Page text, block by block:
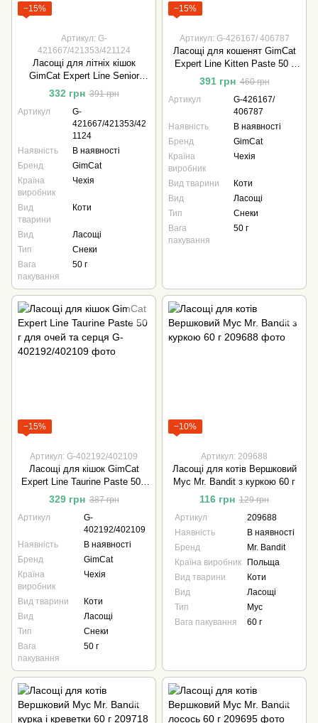
−15%
Артикул: G-
421667/421353/421124
Ласощі для літніх кішок
GimCat Expert Line Senior
Paste 50 г мультивітамін
332 грн 391 грн
Артикул
G-
421667/421353/42
1124
Наявність
В наявності
Бренд
GimCat
Країна
виробник
Чехія
Вид
тварини
Коти
Вид
Ласощі
Тип
Снеки
Вага
пакування
50 г
−15%
Артикул: G-426167/ 406787
Ласощі для кошенят GimCat
Expert Line Kitten Paste 50 г
мультивітамін
391 грн 460 грн
Артикул
G-426167/
406787
Наявність
В наявності
Бренд
GimCat
Країна
виробник
Чехія
Вид тварини
Коти
Вид
Ласощі
Тип
Снеки
Вага
пакування
50 г
−15%
Артикул: G-402192/402109
Ласощі для кішок GimCat
Expert Line Taurine Paste 50 г
для очей та серця
329 грн 387 грн
Артикул
G-
402192/402109
Наявність
В наявності
Бренд
GimCat
Країна
виробник
Чехія
Вид тварини
Коти
Вид
Ласощі
Тип
Снеки
Вага
пакування
50 г
−10%
Артикул: 209688
Ласощі для котів Вершковий
Мус Mr. Bandit з куркою 60 г
116 грн 129 грн
Артикул
209688
Наявність
В наявності
Бренд
Mr. Bandit
Країна виробник
Польща
Вид тварини
Коти
Вид
Ласощі
Тип
Мус
Вага пакування
60 г